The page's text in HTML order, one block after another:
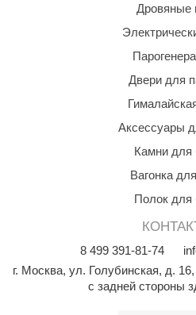
Дровяные
Двери для
Аксессуары
Камни для
Вагонка
Полок для
8 499 391-81-74
г. Москва, ул. Голубинская, д.
с задней стороны